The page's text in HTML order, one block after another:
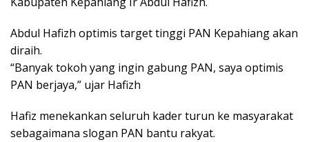
Abdul Hafizh optimis target tinggi PAN Kepahiang akan
diraih.
“Banyak tokoh yang ingin gabung PAN, saya optimis
PAN berjaya,” ujar Hafizh
Hafiz menekankan seluruh kader turun ke masyarakat
sebagaimana slogan PAN bantu rakyat.